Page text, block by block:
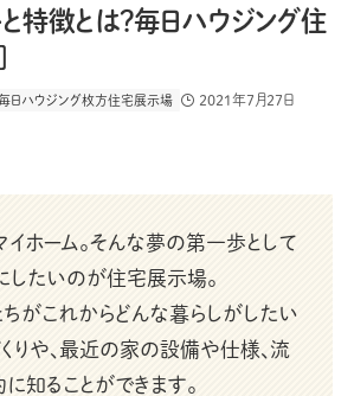
特徴とは？毎日ハウジング住
日ハウジング枚方住宅展示場 2021年7月27日
ホーム。そんな夢の第一歩として
したいのが住宅展示場。
がこれからどんな暮らしがしたい
りや、最近の家の設備や仕様、流
知ることができます。